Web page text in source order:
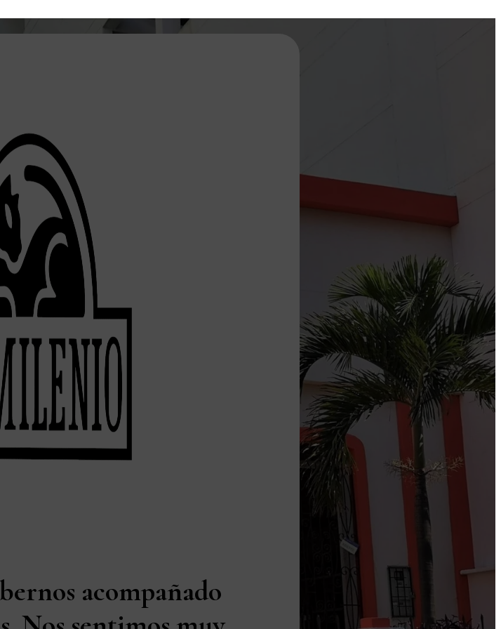
acompañado